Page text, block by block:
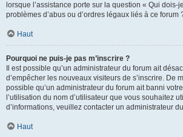
lorsque l’assistance porte sur la question « Qui dois-
problèmes d’abus ou d’ordres légaux liés à ce forum
Haut
Pourquoi ne puis-je pas m’inscrire ?
Il est possible qu’un administrateur du forum ait
d’empêcher les nouveaux visiteurs de s’inscrire. De
possible qu’un administrateur du forum ait banni
l’utilisation du nom d’utilisateur que vous souhaitez
d’informations, veuillez contacter un administrateur
Haut